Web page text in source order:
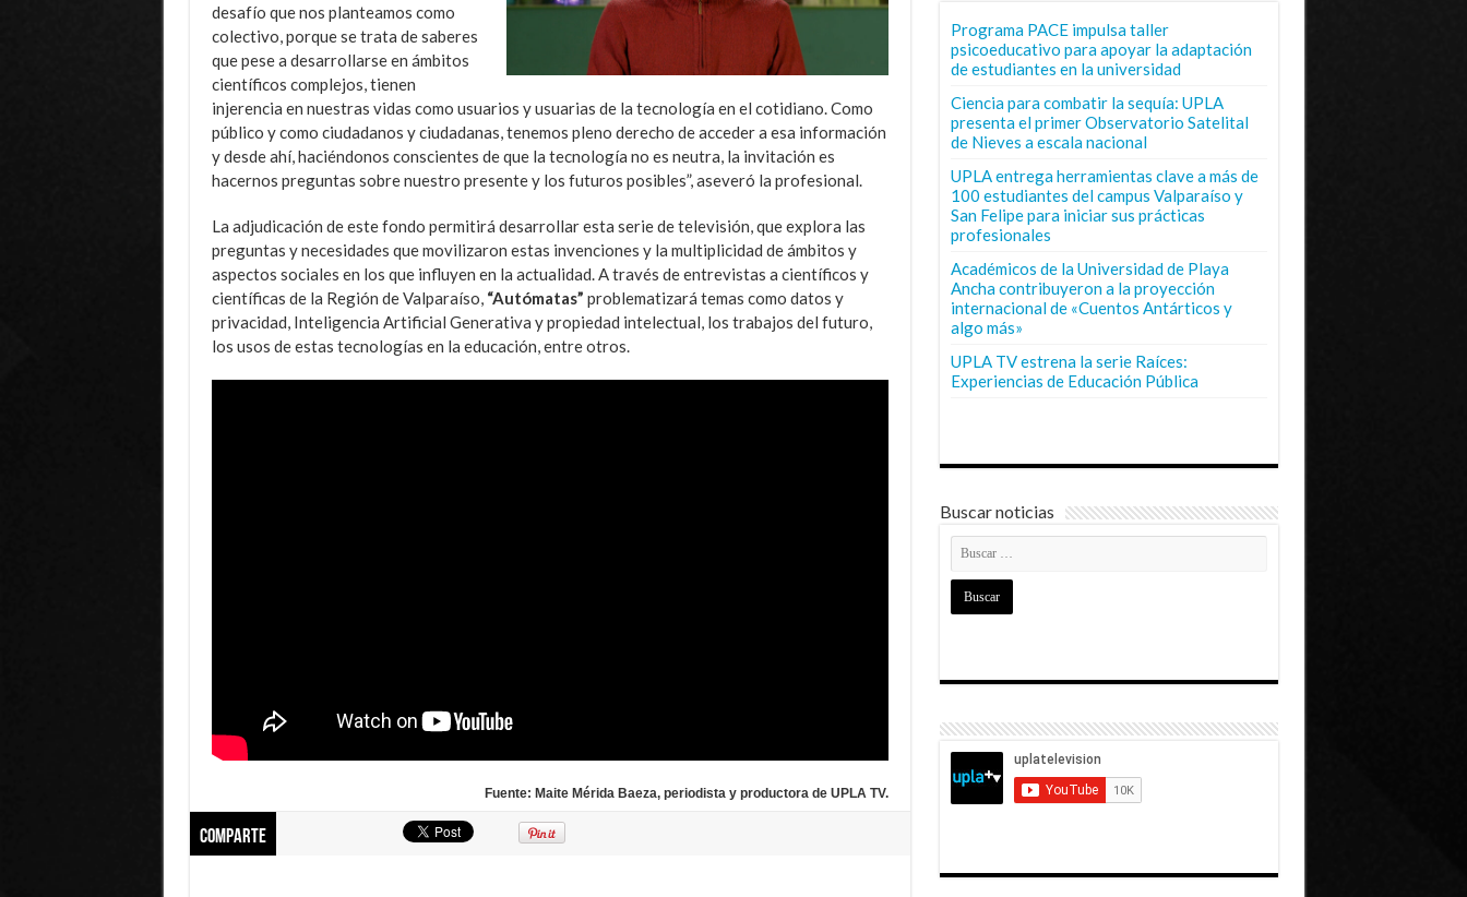
desafío que nos planteamos como
colectivo, porque se trata de saberes
que pese a desarrollarse en ámbitos
científicos complejos, tienen
injerencia en nuestras vidas como usuarios y usuarias de la tecnología en el cotidiano. Como
público y como ciudadanos y ciudadanas, tenemos pleno derecho de acceder a esa información
y desde ahí, haciéndonos conscientes de que la tecnología no es neutra, la invitación es
hacernos preguntas sobre nuestro presente y los futuros posibles”, aseveró la profesional.
La adjudicación de este fondo permitirá desarrollar esta serie de televisión, que explora las
preguntas y necesidades que movilizaron estas invenciones y la multiplicidad de ámbitos y
aspectos sociales en los que influyen en la actualidad. A través de entrevistas a científicos y
científicas de la Región de Valparaíso, “Autómatas” problematizará temas como datos y
privacidad, Inteligencia Artificial Generativa y propiedad intelectual, los trabajos del futuro,
los usos de estas tecnologías en la educación, entre otros.
Fuente: Maite Mérida Baeza, periodista y productora de UPLA TV.
Comparte
Programa PACE impulsa taller
psicoeducativo para apoyar la adaptación
de estudiantes en la universidad
Ciencia para combatir la sequía: UPLA
presenta el primer Observatorio Satelital
de Nieves a escala nacional
UPLA entrega herramientas clave a más de
100 estudiantes del campus Valparaíso y
San Felipe para iniciar sus prácticas
profesionales
Académicos de la Universidad de Playa
Ancha contribuyeron a la proyección
internacional de «Cuentos Antárticos y
algo más»
UPLA TV estrena la serie Raíces:
Experiencias de Educación Pública
Buscar noticias